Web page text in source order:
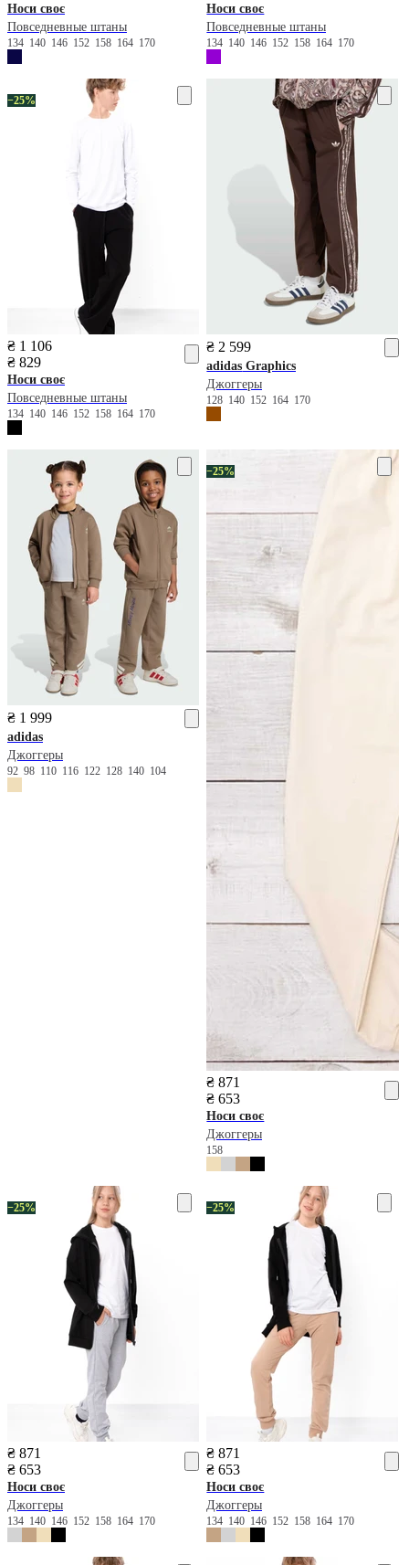
Носи своє
Повседневные штаны
134 140 146 152 158 164 170
Носи своє
Повседневные штаны
134 140 146 152 158 164 170
−25%
₴ 1 106
₴ 829
Носи своє
Повседневные штаны
134 140 146 152 158 164 170
₴ 2 599
adidas Graphics
Джоггеры
128 140 152 164 170
₴ 1 999
adidas
Джоггеры
92 98 110 116 122 128 140 104
−25%
₴ 871
₴ 653
Носи своє
Джоггеры
158
−25%
₴ 871
₴ 653
Носи своє
Джоггеры
134 140 146 152 158 164 170
−25%
₴ 871
₴ 653
Носи своє
Джоггеры
134 140 146 152 158 164 170